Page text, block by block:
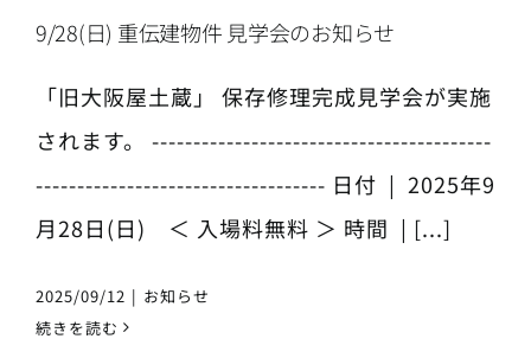
9/28(日) 重伝建物件 見学会のお知らせ
「旧大阪屋土蔵」 保存修理完成見学会が実施
されます。 -----------------------------------------
----------------------------------- 日付 | 2025年9
月28日(日) ＜ 入場料無料 ＞ 時間 | [...]
2025/09/12 | お知らせ
続きを読む